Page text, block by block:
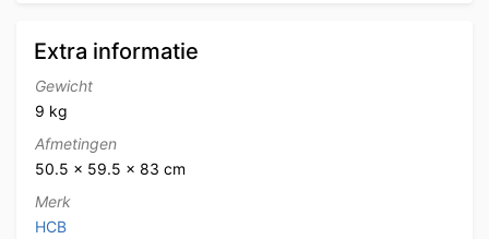
Extra informatie
Gewicht
9 kg
Afmetingen
50.5 × 59.5 × 83 cm
Merk
HCB